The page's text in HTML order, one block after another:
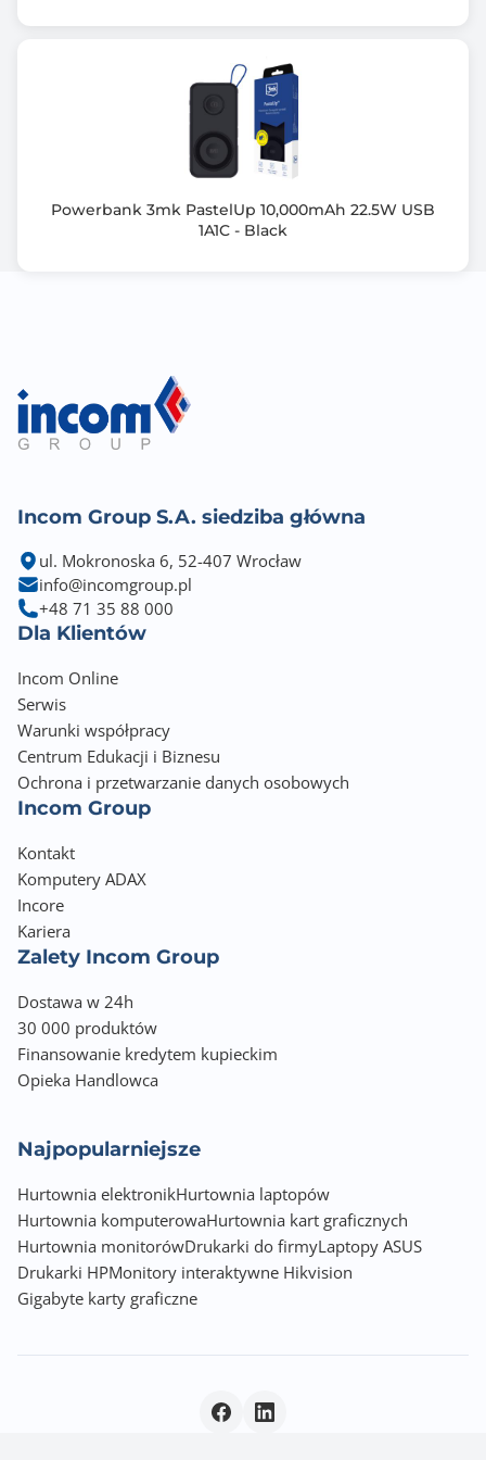
Pojemnośc nominalna 3000mAh (5v/2A)
Gwarancja producenta [mies.]
Powerbank 3mk PastelUp 10,000mAh 22.5W USB
1A1C - Black
Incom Group S.A. siedziba główna
ul. Mokronoska 6, 52-407 Wrocław
info@incomgroup.pl
+48 71 35 88 000
Dla Klientów
Incom Online
Serwis
Warunki współpracy
Centrum Edukacji i Biznesu
Ochrona i przetwarzanie danych osobowych
Incom Group
Kontakt
Komputery ADAX
Incore
Kariera
Zalety Incom Group
Dostawa w 24h
30 000 produktów
Finansowanie kredytem kupieckim
Opieka Handlowca
Najpopularniejsze
Hurtownia elektronikHurtownia laptopów
Hurtownia komputerowaHurtownia kart graficznych
Hurtownia monitorówDrukarki do firmyLaptopy ASUS
Drukarki HPMonitory interaktywne Hikvision
Gigabyte karty graficzne